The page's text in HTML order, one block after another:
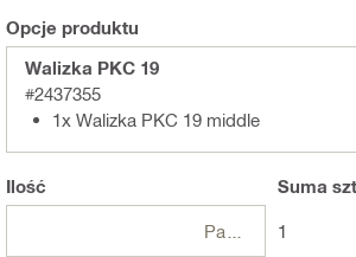
Opcje produktu
Walizka PKC 19
#2437355
1x Walizka PKC 19 middle
Ilość Suma
1